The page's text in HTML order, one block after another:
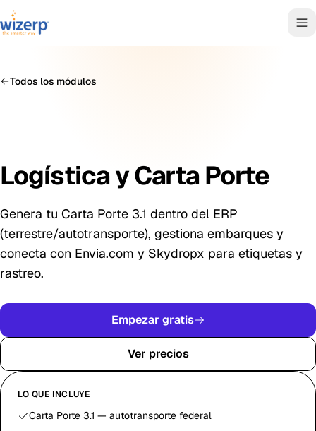
Todos los módulos
Logística y Carta Porte
Genera tu Carta Porte 3.1 dentro del ERP
(terrestre/autotransporte), gestiona embarques y
conecta con Envia.com y Skydropx para etiquetas y
rastreo.
Empezar gratis
Ver precios
LO QUE INCLUYE
Carta Porte 3.1 — autotransporte federal